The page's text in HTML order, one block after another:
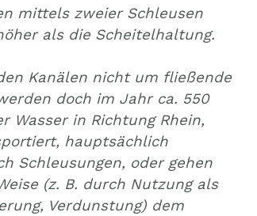
mittels zweier Schleusen
als die Scheitelhaltung.
Kanälen nicht um fließende
doch im Jahr ca. 550
Wasser in Richtung Rhein,
hauptsächlich
Schleusungen, oder gehen
(z. B. durch Nutzung als
Verdunstung) dem